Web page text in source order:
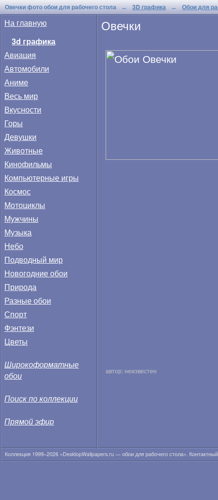
Овечки фото обои для рабочего стола ← 3D графика ← Обои для
На главную
3d графика
Авиация
Автомобили
Аниме
Весь мир
Вкусности
Горы
Девушки
Животные
Кинофильмы
Компьютерные игры
Космос
Мотоциклы
Мужчины
Музыка
Небо
Подводный мир
Новогодние обои
Природа
Разные обои
Спорт
Фэнтези
Цветы
Широкоформатные
обои
Поиск по коллекции
Прямой эфир
Овечки
автор: неизвестен
Коллекция 1999–2026 «DesktopWallpapers.ru — обои для рабочего стола».